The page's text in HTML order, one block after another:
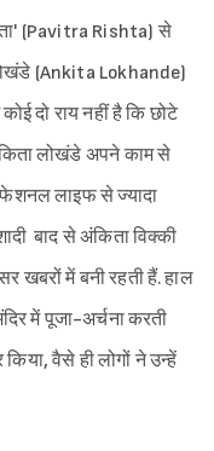
(Pavitra Rishta) से
(Ankita Lokhande)
दो राय नहीं है कि छोटे
लोखंडे अपने काम से
लाइफ से ज्यादा
बाद से अंकिता विक्की
में बनी रहती हैं. हाल
में पूजा-अर्चना करती
वैसे ही लोगों ने उन्हें